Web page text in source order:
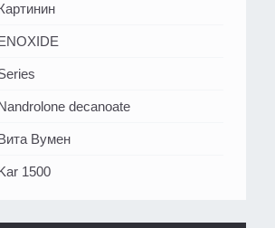
Картинин
ENOXIDE
Nandrolone decanoate
Вита Вумен
Kar 1500